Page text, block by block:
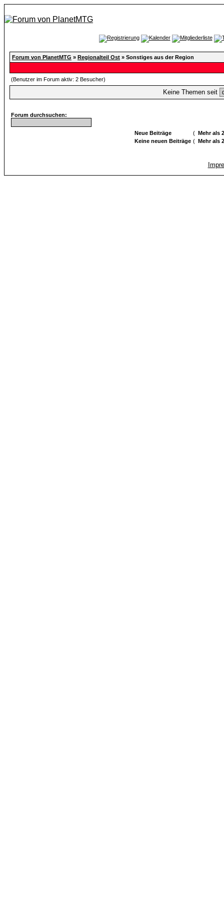
Forum von PlanetMTG » Regionalteil Ost » Sonstiges aus der Region
(Benutzer im Forum aktiv: 2 Besucher)
Keine Themen seit
Forum durchsuchen:
Neue Beiträge ( Mehr als
Keine neuen Beiträge ( Mehr als